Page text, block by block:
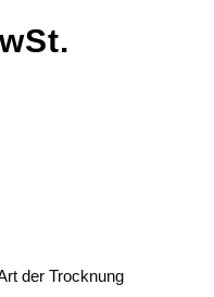
der Trocknung